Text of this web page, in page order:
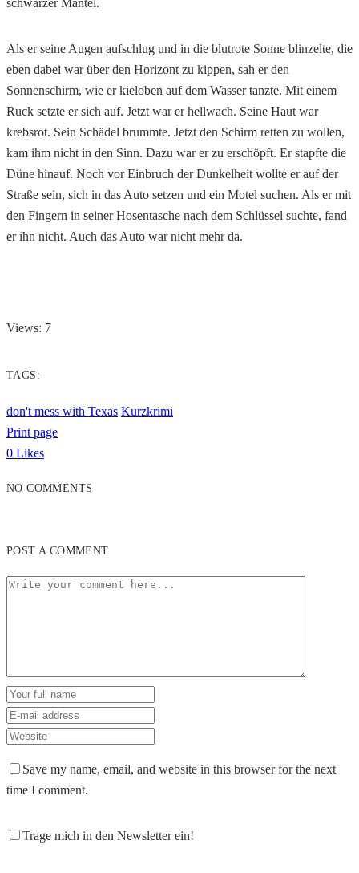
Als er seine Augen aufschlug und in die blutrote Sonne blinzelte, die
eben dabei war über den Horizont zu kippen, sah er den
Sonnenschirm, wie er kieloben auf dem Wasser tanzte. Mit einem
Ruck setzte er sich auf. Jetzt war er hellwach. Seine Haut war
krebsrot. Sein Schädel brummte. Jetzt den Schirm retten zu wollen,
kam ihm nicht in den Sinn. Dazu war er zu erschöpft. Er stapfte die
Düne hinauf. Noch vor Einbruch der Dunkelheit wollte er auf der
Straße sein, sich in das Auto setzen und ein Motel suchen. Als er mit
den Fingern in seiner Hosentasche nach dem Schlüssel suchte, fand
er ihn nicht. Auch das Auto war nicht mehr da.
Views: 7
TAGS:
don't mess with Texas Kurzkrimi
Print page
0 Likes
NO COMMENTS
POST A COMMENT
Save my name, email, and website in this browser for the next
time I comment.
Trage mich in den Newsletter ein!